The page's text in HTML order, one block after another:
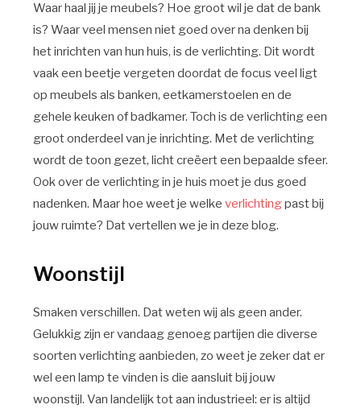
Waar haal jij je meubels? Hoe groot wil je dat de bank
is? Waar veel mensen niet goed over na denken bij
het inrichten van hun huis, is de verlichting. Dit wordt
vaak een beetje vergeten doordat de focus veel ligt
op meubels als banken, eetkamerstoelen en de
gehele keuken of badkamer. Toch is de verlichting een
groot onderdeel van je inrichting. Met de verlichting
wordt de toon gezet, licht creëert een bepaalde sfeer.
Ook over de verlichting in je huis moet je dus goed
nadenken. Maar hoe weet je welke verlichtingpast bij
jouw ruimte? Dat vertellen we je in deze blog.
Woonstijl
Smaken verschillen. Dat weten wij als geen ander.
Gelukkig zijn er vandaag genoeg partijen die diverse
soorten verlichting aanbieden, zo weet je zeker dat er
wel een lamp te vinden is die aansluit bij jouw
woonstijl. Van landelijk tot aan industrieel: er is altijd